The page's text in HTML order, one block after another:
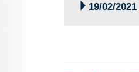
 19/02/2021